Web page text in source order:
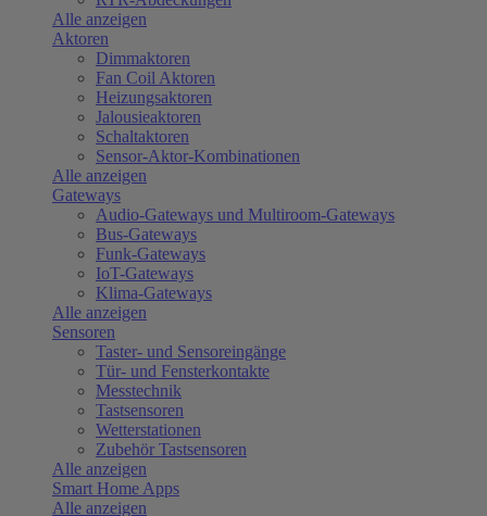
Alle anzeigen
Aktoren
Dimmaktoren
Fan Coil Aktoren
Heizungsaktoren
Jalousieaktoren
Schaltaktoren
Sensor-Aktor-Kombinationen
Alle anzeigen
Gateways
Audio-Gateways und Multiroom-Gateways
Bus-Gateways
Funk-Gateways
IoT-Gateways
Klima-Gateways
Alle anzeigen
Sensoren
Taster- und Sensoreingänge
Tür- und Fensterkontakte
Messtechnik
Tastsensoren
Wetterstationen
Zubehör Tastsensoren
Alle anzeigen
Smart Home Apps
Alle anzeigen